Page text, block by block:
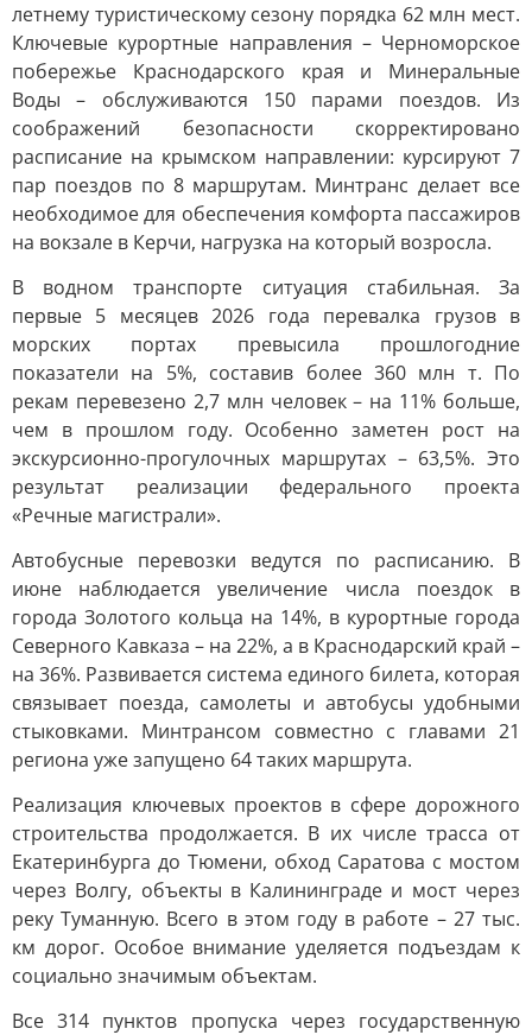
летнему туристическому сезону порядка 62 млн мест.
Ключевые курортные направления – Черноморское
побережье Краснодарского края и Минеральные
Воды – обслуживаются 150 парами поездов. Из
соображений безопасности скорректировано
расписание на крымском направлении: курсируют 7
пар поездов по 8 маршрутам. Минтранс делает все
необходимое для обеспечения комфорта пассажиров
на вокзале в Керчи, нагрузка на который возросла.
В водном транспорте ситуация стабильная. За
первые 5 месяцев 2026 года перевалка грузов в
морских портах превысила прошлогодние
показатели на 5%, составив более 360 млн т. По
рекам перевезено 2,7 млн человек – на 11% больше,
чем в прошлом году. Особенно заметен рост на
экскурсионно-прогулочных маршрутах – 63,5%. Это
результат реализации федерального проекта
«Речные магистрали».
Автобусные перевозки ведутся по расписанию. В
июне наблюдается увеличение числа поездок в
города Золотого кольца на 14%, в курортные города
Северного Кавказа – на 22%, а в Краснодарский край –
на 36%. Развивается система единого билета, которая
связывает поезда, самолеты и автобусы удобными
стыковками. Минтрансом совместно с главами 21
региона уже запущено 64 таких маршрута.
Реализация ключевых проектов в сфере дорожного
строительства продолжается. В их числе трасса от
Екатеринбурга до Тюмени, обход Саратова с мостом
через Волгу, объекты в Калининграде и мост через
реку Туманную. Всего в этом году в работе – 27 тыс.
км дорог. Особое внимание уделяется подъездам к
социально значимым объектам.
Все 314 пунктов пропуска через государственную